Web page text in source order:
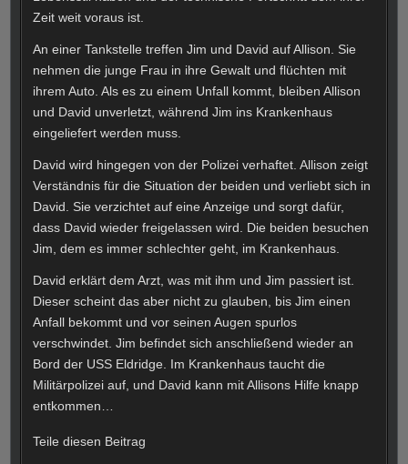
Zeit weit voraus ist.
An einer Tankstelle treffen Jim und David auf Allison. Sie
nehmen die junge Frau in ihre Gewalt und flüchten mit
ihrem Auto. Als es zu einem Unfall kommt, bleiben Allison
und David unverletzt, während Jim ins Krankenhaus
eingeliefert werden muss.
David wird hingegen von der Polizei verhaftet. Allison zeigt
Verständnis für die Situation der beiden und verliebt sich in
David. Sie verzichtet auf eine Anzeige und sorgt dafür,
dass David wieder freigelassen wird. Die beiden besuchen
Jim, dem es immer schlechter geht, im Krankenhaus.
David erklärt dem Arzt, was mit ihm und Jim passiert ist.
Dieser scheint das aber nicht zu glauben, bis Jim einen
Anfall bekommt und vor seinen Augen spurlos
verschwindet. Jim befindet sich anschließend wieder an
Bord der USS Eldridge. Im Krankenhaus taucht die
Militärpolizei auf, und David kann mit Allisons Hilfe knapp
entkommen…
Teile diesen Beitrag